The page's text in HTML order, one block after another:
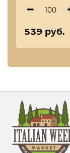
539 руб.